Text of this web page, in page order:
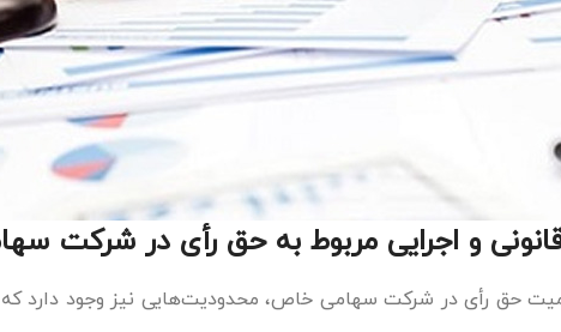
و اجرایی مربوط به حق رأی در
حق رأی در شرکت سهامی خاص، محدودیت‌هایی نیز وجود دارد که